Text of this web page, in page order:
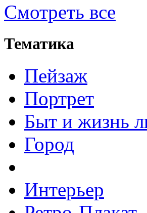
Смотреть все
Тематика
Пейзаж
Портрет
Быт и жизнь
Город
Интерьер